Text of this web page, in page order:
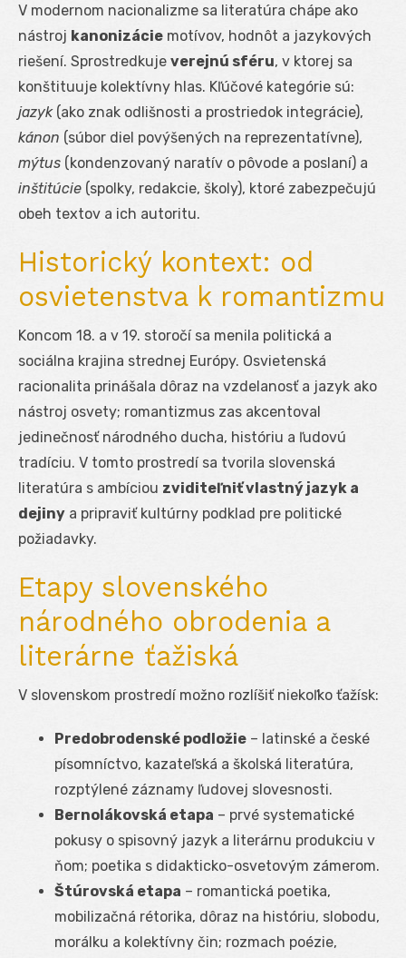
V modernom nacionalizme sa literatúra chápe ako
nástroj kanonizácie motívov, hodnôt a jazykových
riešení. Sprostredkuje verejnú sféru, v ktorej sa
konštituuje kolektívny hlas. Kľúčové kategórie sú:
jazyk(ako znak odlišnosti a prostriedok integrácie),
kánon (súbor diel povýšených na reprezentatívne),
mýtus (kondenzovaný naratív o pôvode a poslaní) a
inštitúcie (spolky, redakcie, školy), ktoré zabezpečujú
obeh textov a ich autoritu.
Historický kontext: od
osvietenstva k romantizmu
Koncom 18. a v 19. storočí sa menila politická a
sociálna krajina strednej Európy. Osvietenská
racionalita prinášala dôraz na vzdelanosť a jazyk ako
nástroj osvety; romantizmus zas akcentoval
jedinečnosť národného ducha, históriu a ľudovú
tradíciu. V tomto prostredí sa tvorila slovenská
literatúra s ambíciou zviditeľniť vlastný jazyk a
dejiny a pripraviť kultúrny podklad pre politické
požiadavky.
Etapy slovenského
národného obrodenia a
literárne ťažiská
V slovenskom prostredí možno rozlíšiť niekoľko ťažísk:
Predobrodenské podložie – latinské a české
písomníctvo, kazateľská a školská literatúra,
rozptýlené záznamy ľudovej slovesnosti.
Bernolákovská etapa – prvé systematické
pokusy o spisovný jazyk a literárnu produkciu v
ňom; poetika s didakticko-osvetovým zámerom.
Štúrovská etapa – romantická poetika,
mobilizačná rétorika, dôraz na históriu, slobodu,
morálku a kolektívny čin; rozmach poézie,